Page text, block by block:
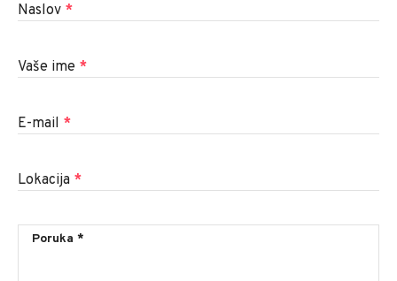
Naslov *
Vaše ime *
E-mail *
Lokacija *